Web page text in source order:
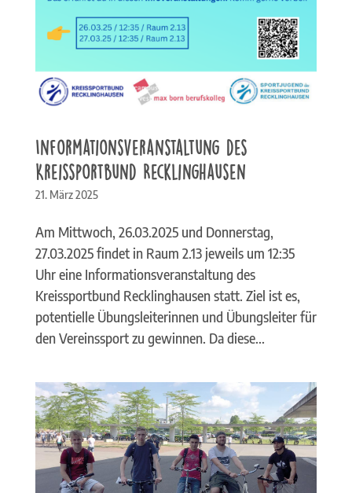
Informationsveranstaltung des
Kreissportbund Recklinghausen
21. März 2025
Am Mittwoch, 26.03.2025 und Donnerstag,
27.03.2025 findet in Raum 2.13 jeweils um 12:35
Uhr eine Informationsveranstaltung des
Kreissportbund Recklinghausen statt. Ziel ist es,
potentielle Übungsleiterinnen und Übungsleiter für
den Vereinssport zu gewinnen. Da diese...